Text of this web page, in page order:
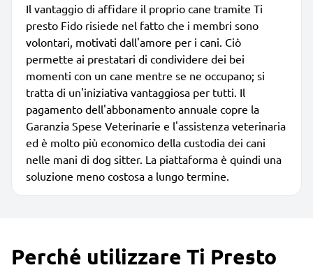
Il vantaggio di affidare il proprio cane tramite Ti
presto Fido risiede nel fatto che i membri sono
volontari, motivati dall'amore per i cani. Ciò
permette ai prestatari di condividere dei bei
momenti con un cane mentre se ne occupano; si
tratta di un'iniziativa vantaggiosa per tutti. Il
pagamento dell'abbonamento annuale copre la
Garanzia Spese Veterinarie e l'assistenza veterinaria
ed è molto più economico della custodia dei cani
nelle mani di dog sitter. La piattaforma è quindi una
soluzione meno costosa a lungo termine.
Perché utilizzare Ti Presto